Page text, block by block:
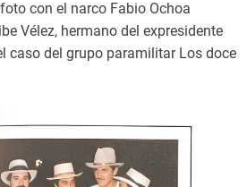
con el narco Fabio Ochoa
Vélez, hermano del expresidente
caso del grupo paramilitar Los doce